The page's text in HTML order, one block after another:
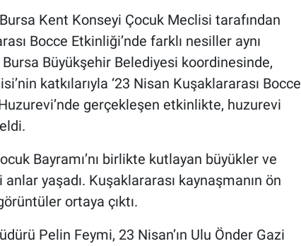
Kent Konseyi Çocuk Meclisi tarafından
Bocce Etkinliği’nde farklı nesiller aynı
Bursa Büyükşehir Belediyesi koordinesinde,
katkılarıyla ‘23 Nisan Kuşaklararası Bocce
gerçekleşen etkinlikte, huzurevi
Bayramı’nı birlikte kutlayan büyükler ve
yaşadı. Kuşaklararası kaynaşmanın ön
ortaya çıktı.
Pelin Feymi, 23 Nisan’ın Ulu Önder Gazi